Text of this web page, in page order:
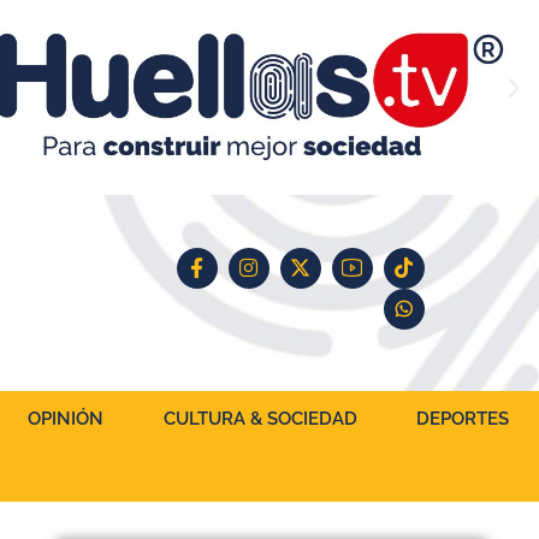
OPINIÓN CULTURA & SOCIEDAD DEPORTES